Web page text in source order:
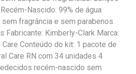
Nascido: 99% de água
fragrância e sem parabenos.
Fabricante: Kimberly-Clark Marca:
Conteúdo do kit: 1 pacote de
Care RN com 34 unidades 4
recém-nascido sem